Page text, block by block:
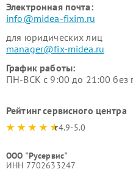
Электронная почта:
info@midea-fixim.ru
для юридических лиц
manager@fix-midea.ru
График работы:
ПН-ВСК с 9:00 до 21:00 без
Рейтинг сервисного центра
4.9-5.0
ООО "Русервис"
ИНН 7702633247